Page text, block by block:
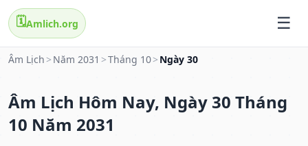
🗓️Amlich.org
Âm Lịch > Năm 2031 >Tháng 10> Ngày 30
Âm Lịch Hôm Nay, Ngày 30 Tháng
10 Năm 2031